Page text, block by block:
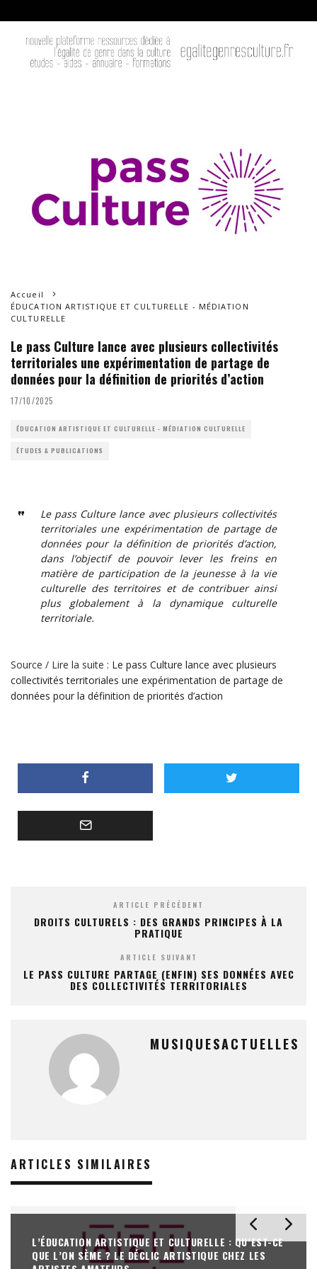
Accueil
ÉDUCATION ARTISTIQUE ET CULTURELLE - MÉDIATION
CULTURELLE
Le pass Culture lance avec plusieurs collectivités
territoriales une expérimentation de partage de
données pour la définition de priorités d’action
17/10/2025
ÉDUCATION ARTISTIQUE ET CULTURELLE - MÉDIATION CULTURELLE
ÉTUDES & PUBLICATIONS
Le pass Culture lance avec plusieurs collectivités
territoriales une expérimentation de partage de
données pour la définition de priorités d’action,
dans l’objectif de pouvoir lever les freins en
matière de participation de la jeunesse à la vie
culturelle des territoires et de contribuer ainsi
plus globalement à la dynamique culturelle
territoriale.
Source / Lire la suite : Le pass Culture lance avec plusieurs
collectivités territoriales une expérimentation de partage de
données pour la définition de priorités d’action
ARTICLE PRÉCÉDENT
DROITS CULTURELS : DES GRANDS PRINCIPES À LA
PRATIQUE
ARTICLE SUIVANT
LE PASS CULTURE PARTAGE (ENFIN) SES DONNÉES AVEC
DES COLLECTIVITÉS TERRITORIALES
MUSIQUESACTUELLES
ARTICLES SIMILAIRES
L’ÉDUCATION ARTISTIQUE ET CULTURELLE : QU’EST-CE
QUE L’ON SÈME ? LE DÉCLIC ARTISTIQUE CHEZ LES